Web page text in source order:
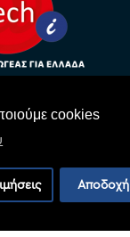
cookies
Αποδοχή
Reserved